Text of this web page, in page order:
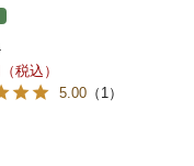
5.00 （1）